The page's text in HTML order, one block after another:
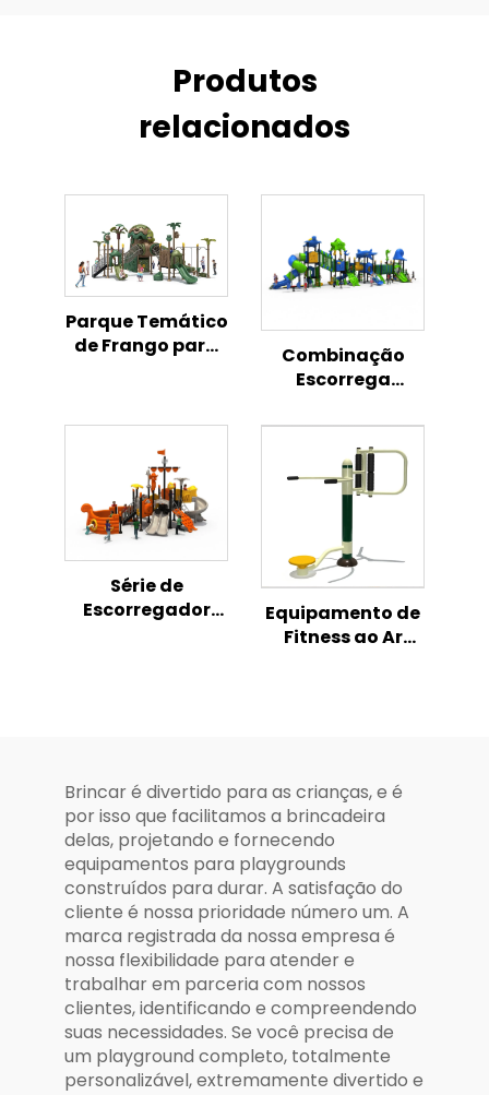
Produtos
relacionados
Parque Temático
de Frango para
Combinação
Escorrega
Oceânica Infantil
Parque Exterior
Série de
Escorregador
Equipamento de
Fitness ao Ar
Equipamento de
Fitness ao Ar
Livre
Brincar é divertido para as crianças, e é
por isso que facilitamos a brincadeira
delas, projetando e fornecendo
equipamentos para playgrounds
construídos para durar. A satisfação do
cliente é nossa prioridade número um. A
marca registrada da nossa empresa é
nossa flexibilidade para atender e
trabalhar em parceria com nossos
clientes, identificando e compreendendo
suas necessidades. Se você precisa de
um playground completo, totalmente
personalizável, extremamente divertido e